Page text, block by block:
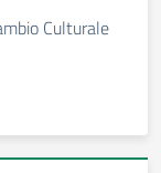
Culturale